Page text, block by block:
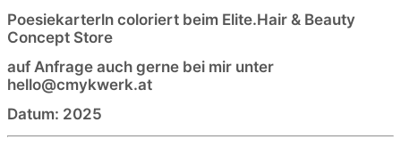
Poesiekarterln coloriert beim Elite.Hair & Beauty
Concept Store
auf Anfrage auch gerne bei mir unter
hello@cmykwerk.at
Datum: 2025